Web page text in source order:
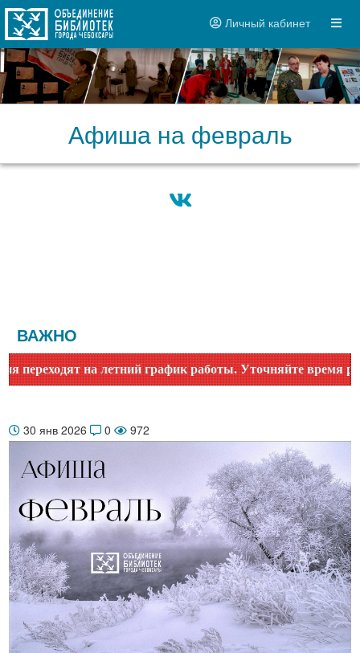
Личный кабинет
Афиша на февраль
ВАЖНО
график работы. Уточняйте время работы по номеру
30 янв 2026 0 972